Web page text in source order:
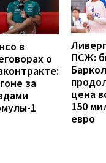
в
о
за
1
ПСЖ:
цена
150
евро